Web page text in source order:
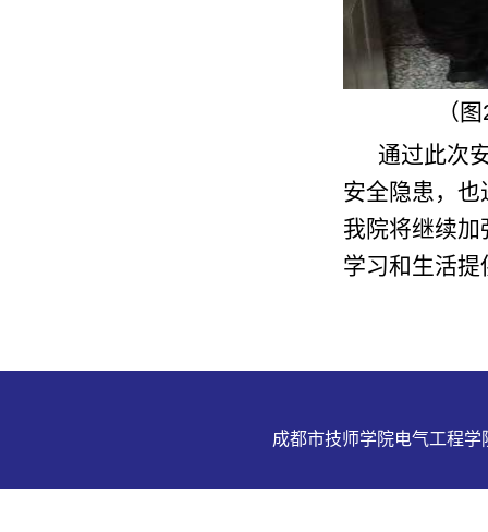
（
通过此次
安全隐患，
我院将继续
学习和生活
成都市技师学院电气工程学